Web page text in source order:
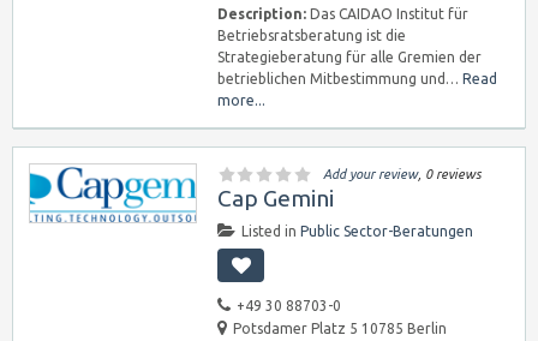
Description: Das CAIDAO Institut für
Betriebsratsberatung ist die
Strategieberatung für alle Gremien der
betrieblichen Mitbestimmung und… Read
more...
Add your review, 0 reviews
Cap Gemini
Listed in Public Sector-Beratungen
+49 30 88703-0
Potsdamer Platz 5 10785 Berlin